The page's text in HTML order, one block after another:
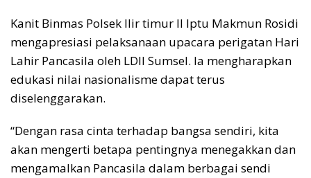
Kanit Binmas Polsek Ilir timur II Iptu Makmun Rosidi
mengapresiasi pelaksanaan upacara perigatan Hari
Lahir Pancasila oleh LDII Sumsel. Ia mengharapkan
edukasi nilai nasionalisme dapat terus
diselenggarakan.
“Dengan rasa cinta terhadap bangsa sendiri, kita
akan mengerti betapa pentingnya menegakkan dan
mengamalkan Pancasila dalam berbagai sendi